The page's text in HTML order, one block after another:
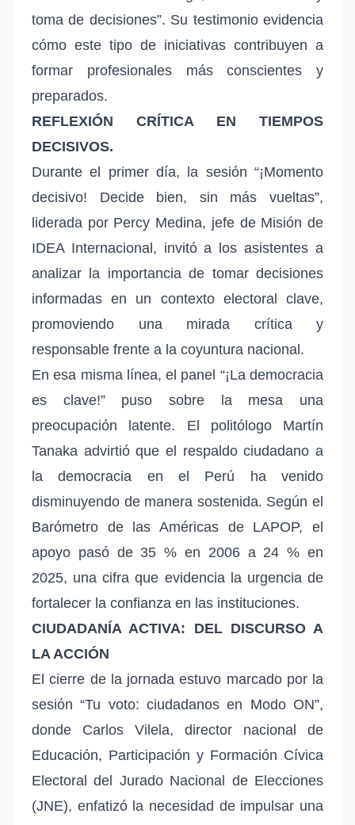
toma de decisiones”. Su testimonio evidencia
cómo este tipo de iniciativas contribuyen a
formar profesionales más conscientes y
preparados.
REFLEXIÓN CRÍTICA EN TIEMPOS
DECISIVOS.
Durante el primer día, la sesión “¡Momento
decisivo! Decide bien, sin más vueltas”,
liderada por Percy Medina, jefe de Misión de
IDEA Internacional, invitó a los asistentes a
analizar la importancia de tomar decisiones
informadas en un contexto electoral clave,
promoviendo una mirada crítica y
responsable frente a la coyuntura nacional.
En esa misma línea, el panel “¡La democracia
es clave!” puso sobre la mesa una
preocupación latente. El politólogo Martín
Tanaka advirtió que el respaldo ciudadano a
la democracia en el Perú ha venido
disminuyendo de manera sostenida. Según el
Barómetro de las Américas de LAPOP, el
apoyo pasó de 35 % en 2006 a 24 % en
2025, una cifra que evidencia la urgencia de
fortalecer la confianza en las instituciones.
CIUDADANÍA ACTIVA: DEL DISCURSO A
LA ACCIÓN
El cierre de la jornada estuvo marcado por la
sesión “Tu voto: ciudadanos en Modo ON”,
donde Carlos Vilela, director nacional de
Educación, Participación y Formación Cívica
Electoral del Jurado Nacional de Elecciones
(JNE), enfatizó la necesidad de impulsar una